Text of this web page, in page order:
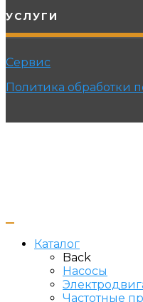
УСЛУГИ
Сервис
Политика обработки
Каталог
Back
Насосы
Частотные